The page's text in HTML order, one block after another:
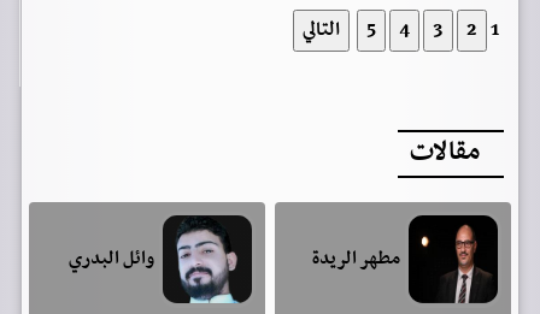
1
مقالات
مطهر الريدة وائل البدري